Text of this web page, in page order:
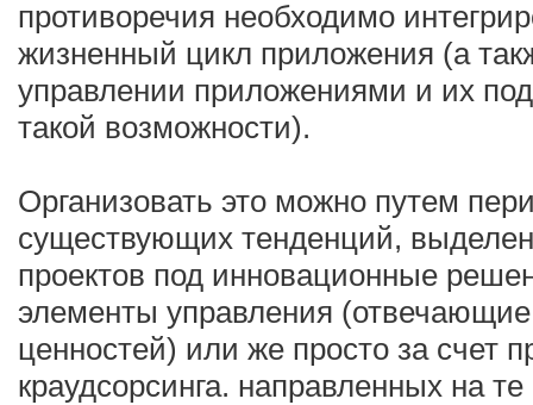
противоречия необходимо
жизненный цикл приложения (а
управлении приложениями и их
такой возможности).
Организовать это можно путем
существующих тенденций,
проектов под инновационные
элементы управления
ценностей) или же просто за счет
краудсорсинга. направленных на